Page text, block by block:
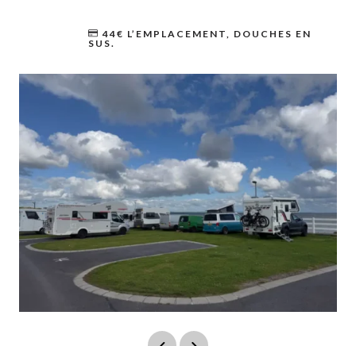
44€ L’EMPLACEMENT, DOUCHES EN
SUS.